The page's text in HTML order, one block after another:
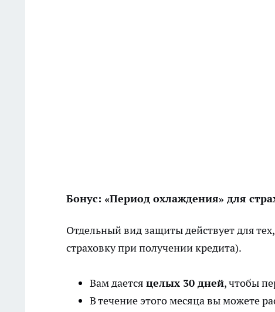
Бонус: «Период охлаждения» для
Отдельный вид защиты действует для
страховку при получении кредита).
Вам дается целых 30 дней, чтобы
В течение этого месяца вы можете